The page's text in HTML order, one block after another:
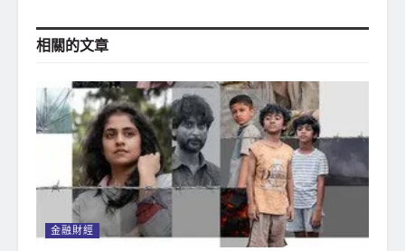
相關的文章
金融財經